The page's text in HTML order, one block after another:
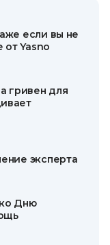
если вы не
Yasno
гривен для
эксперта
ко Дню